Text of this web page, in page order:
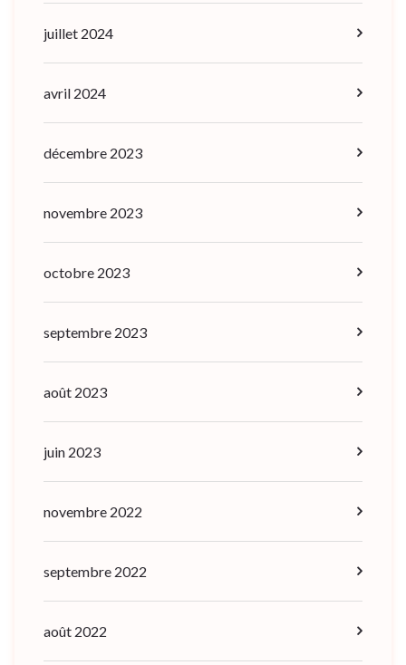
juillet 2024
avril 2024
décembre 2023
novembre 2023
octobre 2023
septembre 2023
août 2023
juin 2023
novembre 2022
septembre 2022
août 2022